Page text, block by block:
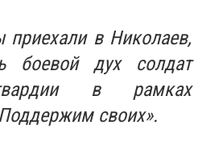
приехали в Николаев,
боевой дух солдат
в рамках
своих».